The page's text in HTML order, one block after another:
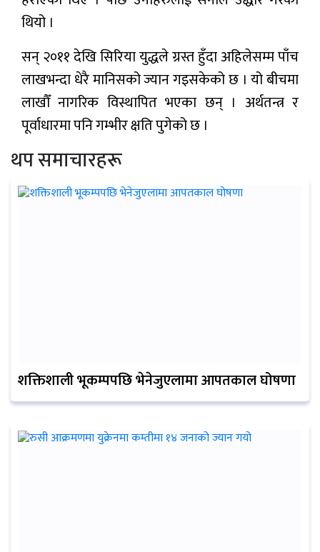
थियो ।
सन् २०११ देखि सिरिया युद्धले ग्रस्त हुँदा अहिलेसम्म पाँच
लाखभन्दा धेरै मानिसको ज्यान गइसकेको छ । यो बीचमा
लाखौँ नागरिक विस्थापित भएका छन् । अर्थतन्त्र र
पूर्वाधारमा पनि गम्भीर क्षति पुगेको छ ।
थप समाचारहरू
शक्तिशाली भूकम्पपछि भेनेजुएलामा आपतकाल घोषणा